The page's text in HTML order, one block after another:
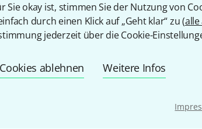
Sie okay ist, stimmen Sie der Nutzung von
durch einen Klick auf „Geht klar“ zu (alle
jederzeit über die Cookie-
Cookies ablehnen Weitere Infos
Hilfe & Feedback
Glück